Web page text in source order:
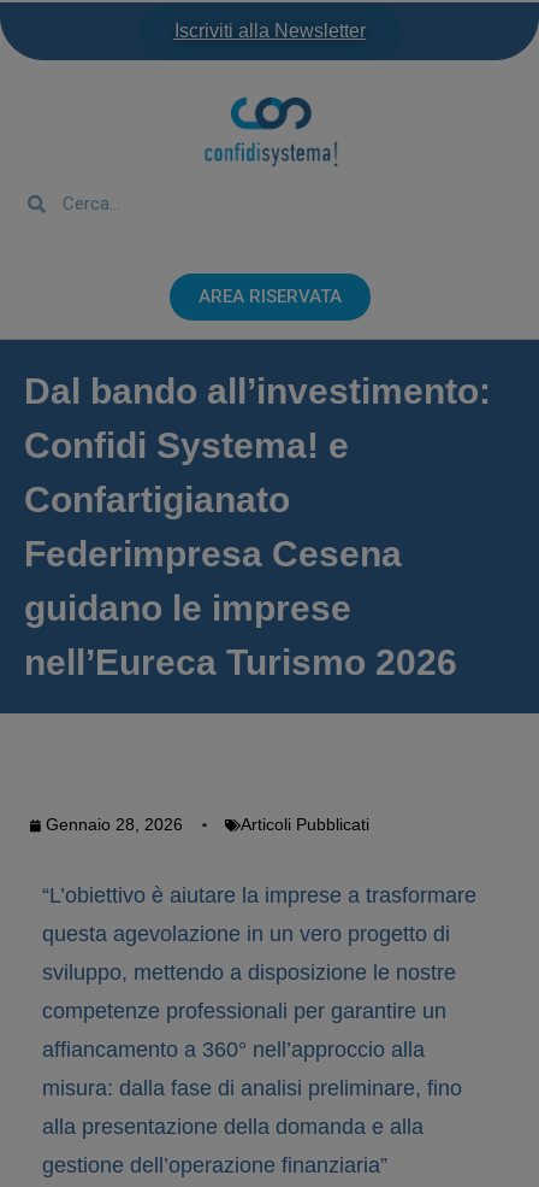
Iscriviti alla Newsletter
AREA RISERVATA
Dal bando all’investimento:
Confidi Systema! e
Confartigianato
Federimpresa Cesena
guidano le imprese
nell’Eureca Turismo 2026
Gennaio 28, 2026 Articoli Pubblicati
“L’obiettivo è aiutare la imprese a trasformare
questa agevolazione in un vero progetto di
sviluppo, mettendo a disposizione le nostre
competenze professionali per garantire un
affiancamento a 360° nell’approccio alla
misura: dalla fase di analisi preliminare, fino
alla presentazione della domanda e alla
gestione dell’operazione finanziaria”